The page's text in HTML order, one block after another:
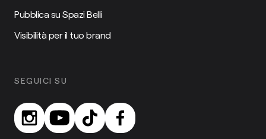
Pubblica su Spazi Belli
Visibilità per il tuo brand
SEGUICI SU